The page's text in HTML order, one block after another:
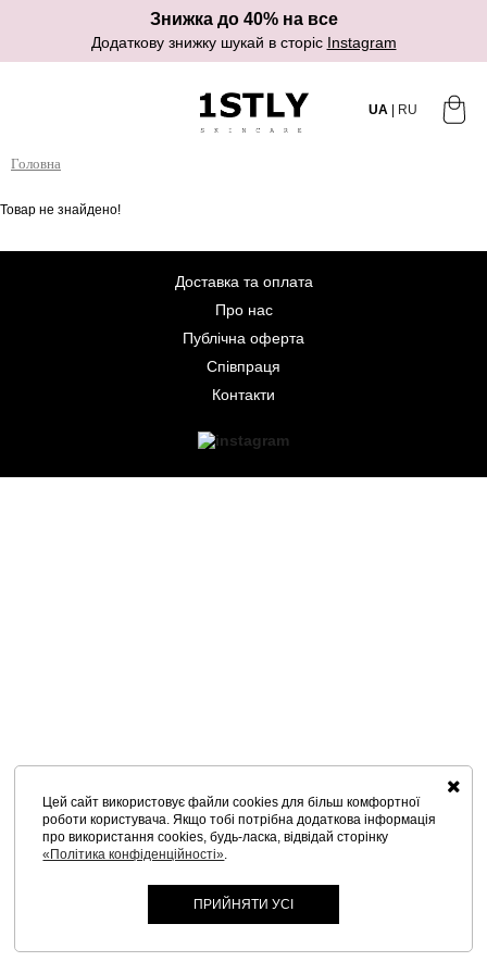
Знижка до 40% на все
Додаткову знижку шукай в сторіс Instagram
UA RU
Головна
Товар не знайдено!
Доставка та оплата
Про нас
Публічна оферта
Співпраця
Контакти
Цей сайт використовує файли cookies для більш комфортної
роботи користувача. Якщо тобі потрібна додаткова інформація
про використання cookies, будь-ласка, відвідай сторінку
«Політика конфіденційності».
ПРИЙНЯТИ УСІ